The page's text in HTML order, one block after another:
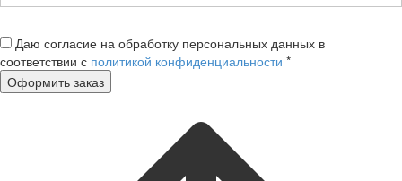
Даю согласие на обработку персональных данных в
соответствии с политикой конфиденциальности *